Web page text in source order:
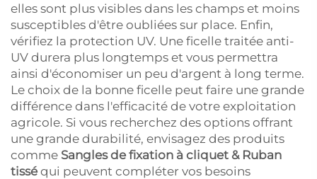
elles sont plus visibles dans les champs et moins
susceptibles d'être oubliées sur place. Enfin,
vérifiez la protection UV. Une ficelle traitée anti-
UV durera plus longtemps et vous permettra
ainsi d'économiser un peu d'argent à long terme.
Le choix de la bonne ficelle peut faire une grande
différence dans l'efficacité de votre exploitation
agricole. Si vous recherchez des options offrant
une grande durabilité, envisagez des produits
comme Sangles de fixation à cliquet & Ruban
tissé qui peuvent compléter vos besoins